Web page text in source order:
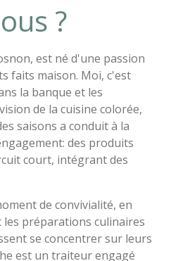
?
est né d'une passion
faits maison. Moi, c'est
la banque et les
de la cuisine colorée,
saisons a conduit à la
des produits
court, intégrant des
de convivialité, en
préparations culinaires
se concentrer sur leurs
est un traiteur engagé